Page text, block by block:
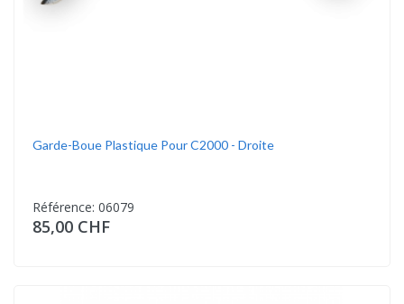
Garde-Boue Plastique Pour C2000 - Droite
Référence: 06079
85,00 CHF